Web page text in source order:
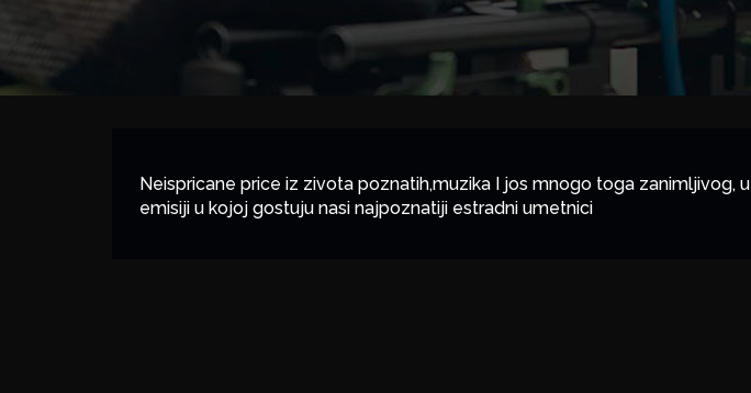
Neispricane price iz zivota poznatih,muzika I jos mnogo toga zanimljivog, u
emisiji u kojoj gostuju nasi najpoznatiji estradni umetnici